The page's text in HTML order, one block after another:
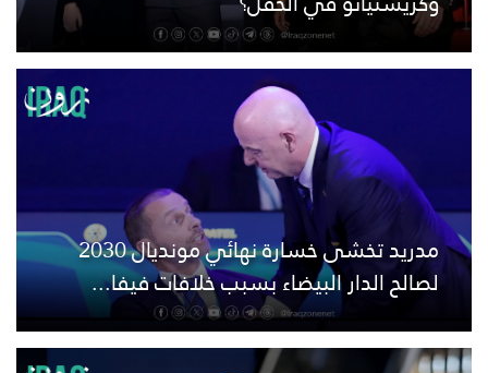
مدريد تخشى خسارة نهائي مونديال 2030
لصالح الدار البيضاء بسبب خلافات فيفا...